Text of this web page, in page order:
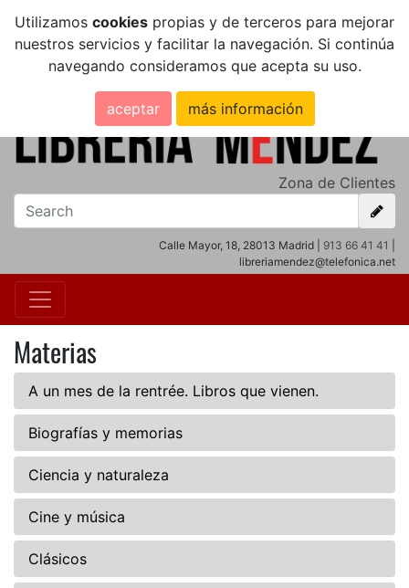
Utilizamos cookies propias y de terceros para mejorar
nuestros servicios y facilitar la navegación. Si continúa
navegando consideramos que acepta su uso.
aceptar más información
Zona de Clientes
Calle Mayor, 18, 28013 Madrid | 913 66 41 41
libreriamendez@telefonica.net
Materias
A un mes de la rentrée. Libros que vienen.
Biografías y memorias
Ciencia y naturaleza
Cine y música
Clásicos